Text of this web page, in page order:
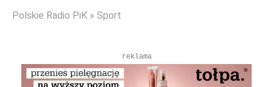
Polskie Radio PiK Sport
reklama